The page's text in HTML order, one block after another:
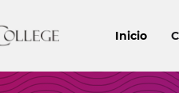
Inicio